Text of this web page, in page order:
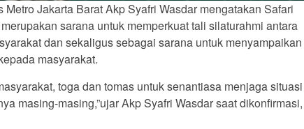
Jakarta Barat Akp Syafri Wasdar mengatakan Safari
sarana untuk memperkuat tali silaturahmi antara
dan sekaligus sebagai sarana untuk menyampaikan
masyarakat.
toga dan tomas untuk senantiasa menjaga situasi
masing-masing,”ujar Akp Syafri Wasdar saat dikonfirmasi,